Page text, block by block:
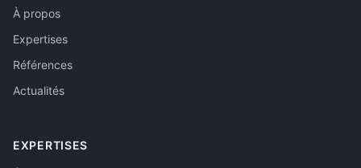
À propos
Expertises
Références
Actualités
EXPERTISES